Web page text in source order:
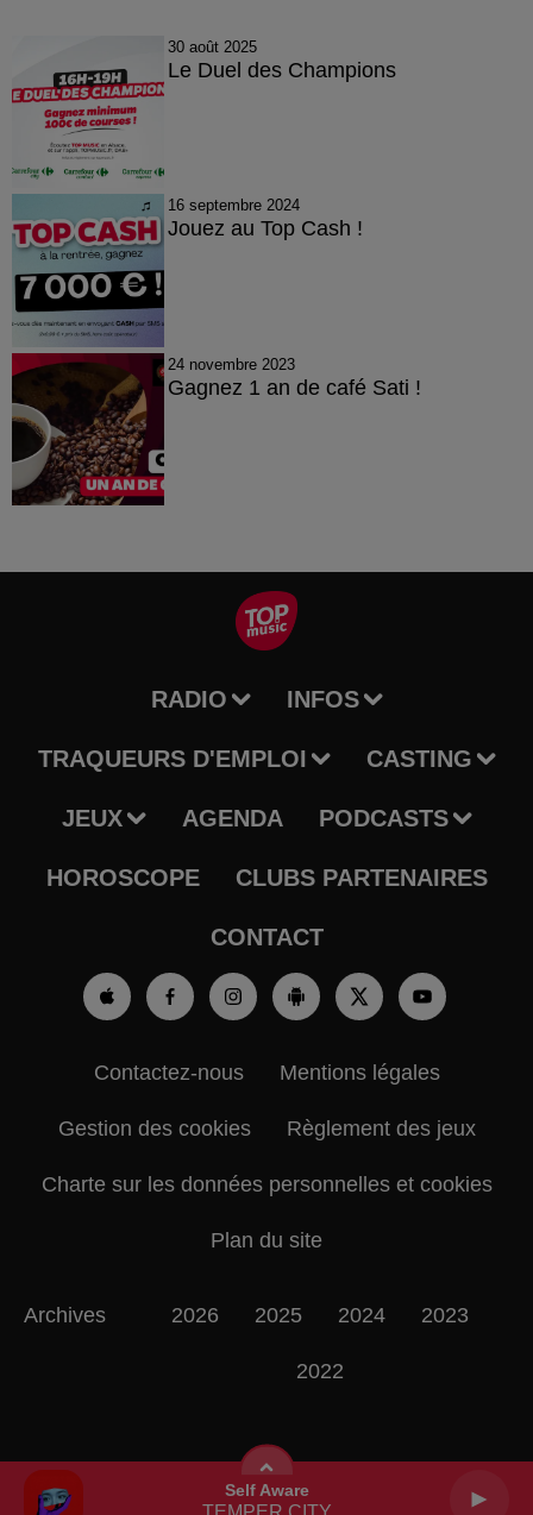
Self Aware
30 août 2025
Le Duel des Champions
16 septembre 2024
Jouez au Top Cash !
24 novembre 2023
Gagnez 1 an de café Sati !
RADIO INFOS
TRAQUEURS D'EMPLOI CASTING
JEUX AGENDA PODCASTS
HOROSCOPE CLUBS PARTENAIRES
CONTACT
Contactez-nous Mentions légales
Gestion des cookies Règlement des jeux
Charte sur les données personnelles et cookies
Plan du site
Archives 2026 2025 2024 2023
2022